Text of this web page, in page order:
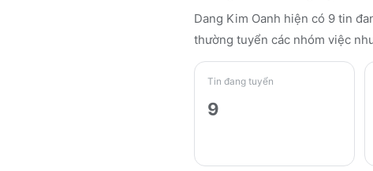
Dang Kim Oanh hiện có 9 tin
thường tuyển các nhóm việc
Tin đang tuyển
9